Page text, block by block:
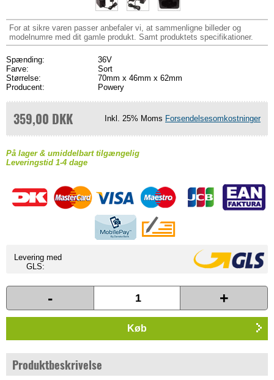
For at sikre varen passer anbefaler vi, at sammenligne billeder og
modelnumre med dit gamle produkt. Samt produktets specifikationer.
Spænding:
36V
Farve:
Sort
Størrelse:
70mm x 46mm x 62mm
Producent:
Powery
359,00 DKK Inkl. 25% Moms Forsendelsesomkostninger
På lager & umiddelbart tilgængelig
Leveringstid 1-4 dage
Levering med
GLS:
- +
Køb
Produktbeskrivelse